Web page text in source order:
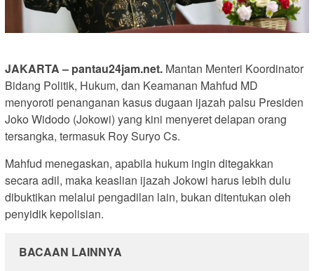
JAKARTA – pantau24jam.net. Mantan Menteri Koordinator
Bidang Politik, Hukum, dan Keamanan Mahfud MD
menyoroti penanganan kasus dugaan ijazah palsu Presiden
Joko Widodo (Jokowi) yang kini menyeret delapan orang
tersangka, termasuk Roy Suryo Cs.
Mahfud menegaskan, apabila hukum ingin ditegakkan
secara adil, maka keaslian ijazah Jokowi harus lebih dulu
dibuktikan melalui pengadilan lain, bukan ditentukan oleh
penyidik kepolisian.
BACAAN LAINNYA